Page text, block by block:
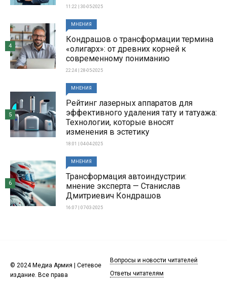
11:22 | 30-05-2025
МНЕНИЯ
Кондрашов о трансформации термина
«олигарх»: от древних корней к
современному пониманию
22:24 | 28-05-2025
4
МНЕНИЯ
Рейтинг лазерных аппаратов для
эффективного удаления тату и татуажа:
Технологии, которые вносят
изменения в эстетику
18:01 | 04-04-2025
5
МНЕНИЯ
Трансформация автоиндустрии:
мнение эксперта — Станислав
Дмитриевич Кондрашов
16:07 | 07-03-2025
6
© 2024 Медиа Армия | Сетевое
издание. Все права
Вопросы и новости читателей
Ответы читателям